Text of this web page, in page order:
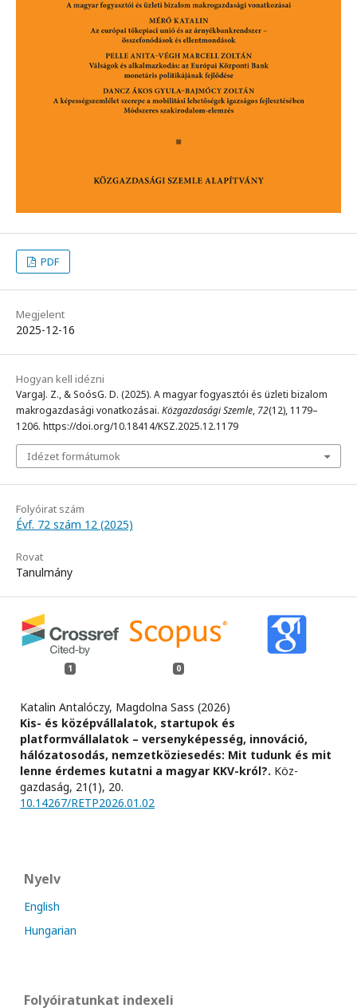
PDF
Megjelent
2025-12-16
Hogyan kell idézni
VargaJ. Z., & SoósG. D. (2025). A magyar fogyasztói és üzleti bizalom
makrogazdasági vonatkozásai. Közgazdasági Szemle, 72(12), 1179–
1206. https://doi.org/10.18414/KSZ.2025.12.1179
Idézet formátumok
Folyóirat szám
Évf. 72 szám 12 (2025)
Rovat
Tanulmány
1 0
Katalin Antalóczy, Magdolna Sass (2026)
Kis- és középvállalatok, startupok és
platformvállalatok – versenyképesség, innováció,
hálózatosodás, nemzetköziesedés: Mit tudunk és mit
lenne érdemes kutatni a magyar KKV-król?. Köz-
gazdaság, 21(1), 20.
10.14267/RETP2026.01.02
Nyelv
English
Hungarian
Folyóiratunkat indexeli